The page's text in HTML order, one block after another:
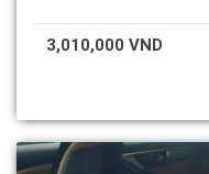
3,010,000 VND